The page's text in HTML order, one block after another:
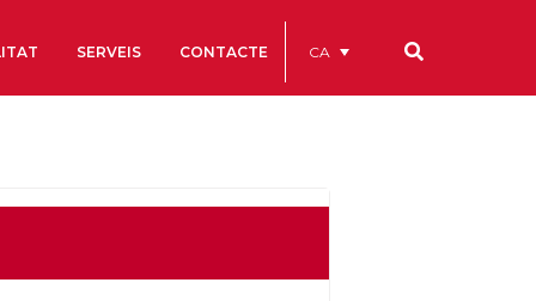
SERVEIS CONTACTE CA